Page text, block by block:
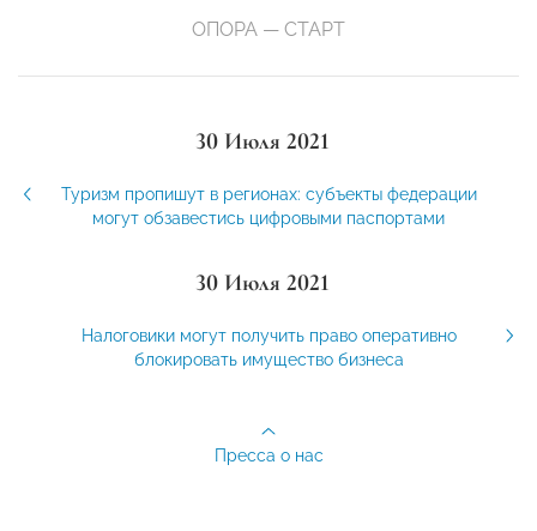
ОПОРА — СТАРТ
30 Июля 2021
Туризм пропишут в регионах: субъекты федерации
могут обзавестись цифровыми паспортами
30 Июля 2021
Налоговики могут получить право оперативно
блокировать имущество бизнеса
Пресса о нас